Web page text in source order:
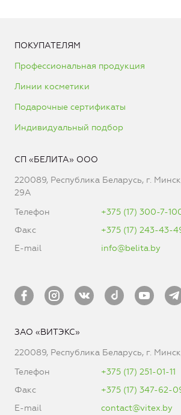
ПОКУПАТЕЛЯМ
Профессиональная продукция
Линии косметики
Подарочные сертификаты
Индивидуальный подбор
СП «БЕЛИТА» ООО
220089, Республика Беларусь, г.
29А
Телефон
+375 (17) 300-7-
Факс
+375 (17) 243-43-
E-mail
info@belita.by
ЗАО «ВИТЭКС»
220089, Республика Беларусь, г.
Телефон
+375 (17) 251-01-11
Факс
+375 (17) 347-62-
E-mail
contact@vitex.by